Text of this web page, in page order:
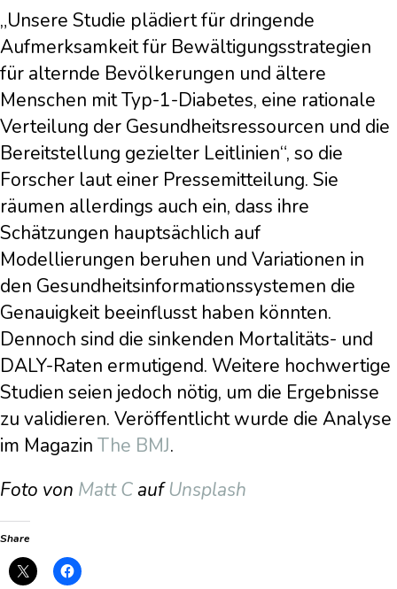
„Unsere Studie plädiert für dringende
Aufmerksamkeit für Bewältigungsstrategien
für alternde Bevölkerungen und ältere
Menschen mit Typ-1-Diabetes, eine rationale
Verteilung der Gesundheitsressourcen und die
Bereitstellung gezielter Leitlinien“, so die
Forscher laut einer Pressemitteilung. Sie
räumen allerdings auch ein, dass ihre
Schätzungen hauptsächlich auf
Modellierungen beruhen und Variationen in
den Gesundheitsinformationssystemen die
Genauigkeit beeinflusst haben könnten.
Dennoch sind die sinkenden Mortalitäts- und
DALY-Raten ermutigend. Weitere hochwertige
Studien seien jedoch nötig, um die Ergebnisse
zu validieren. Veröffentlicht wurde die Analyse
im Magazin The BMJ.
Foto von Matt C aufUnsplash
Share